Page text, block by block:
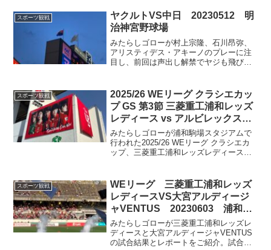
ン、MCトーク、サプライズのスペシャル
ライブまで。
スポーツ観戦
ヤクルトVS中日 20230512 明
治神宮野球場
みたらしゴローが村上宗隆、石川昂弥、
アリスティデス・アキーノのプレーに注
目し、前回は声出し解禁でヤジも飛び交
い席を選んで楽しんだ。岡林勇希の初ホ
ームラン。采配には賛否があるがそれこ
そ醍醐味。
スポーツ観戦
2025/26 WEリーグ クラシエカッ
プ GS 第3節 三菱重工浦和レッズ
レディース vs アルビレックス新
潟レディース 2026年3月1日@浦
和駒場スタジアム
みたらしゴローが浦和駒場スタジアムで
行われた2025/26 WEリーグ クラシエカ
ップ、三菱重工浦和レッズレディース対
半の攻防から後半の苦しい展開までの観
戦レポートです
スポーツ観戦
WEリーグ 三菱重工浦和レッズ
レディースVS大宮アルディージ
ャVENTUS 20230603 浦和駒
場スタジアム
みたらしゴローが三菱重工浦和レッズレ
ディースと大宮アルディージャVENTUS
の試合結果とレポートをご紹介。試合の